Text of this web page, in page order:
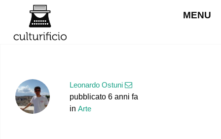
MENU
Leonardo Ostuni
pubblicato 6 anni fa
in Arte